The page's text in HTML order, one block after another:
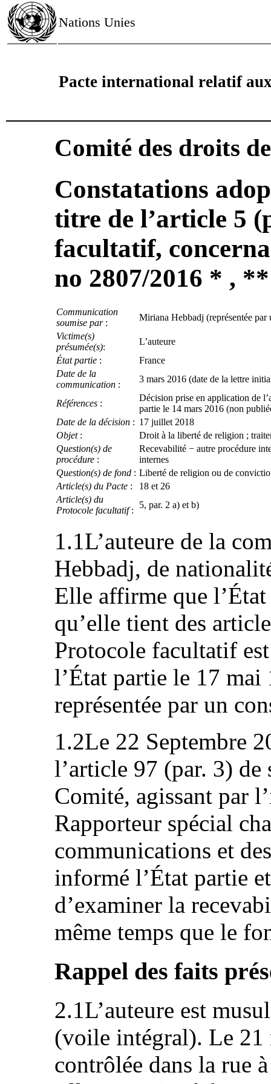
Nations Unies
Pacte international relatif
Comité des droits
Constatations
titre de l’article 5
facultatif,
no 2807/2016 * ,
Communication
soumise par :
Miriana Hebbadj (représentée
Victime(s)
présumée(s):
L’auteure
État partie :
France
Date de la
communication :
3 mars 2016 (date de la lettre
Références :
Décision prise en application de
partie le 14 mars 2016 (non
Date de la décision : 17 juillet 2018
Objet :
Droit à la liberté de religion ;
Question(s) de
procédure :
Recevabilité − autre procédure
internes
Question(s) de fond : Liberté de religion ou de
Article(s) du Pacte :
18 et 26
Article(s) du
Protocole facultatif:
5, par. 2 a) et b)
1.1L’auteure de la
Hebbadj, de
Elle affirme que
qu’elle tient des
Protocole facultatif
l’État partie le 17 mai
représentée par un
1.2Le 22 Septembre
l’article 97 (par. 3)
Comité, agissant par
Rapporteur spécial
communications et
informé l’État partie
d’examiner la
même temps que le
Rappel des faits
2.1L’auteure est
(voile intégral). Le 21
contrôlée dans la rue